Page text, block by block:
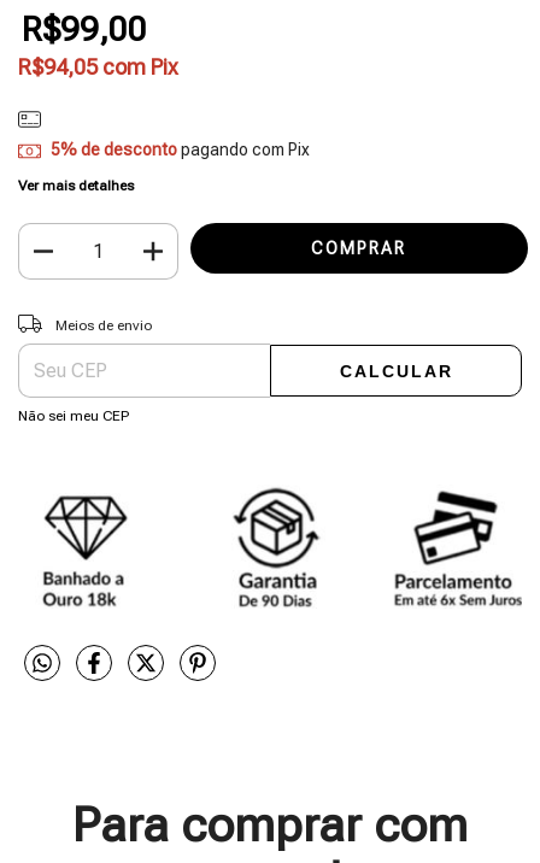
R$99,00
R$94,05com Pix
5% de descontopagando com Pix
Ver mais detalhes
Entregas para o CEP:
Meios de envio
CALCULAR
Não sei meu CEP
Para comprar com